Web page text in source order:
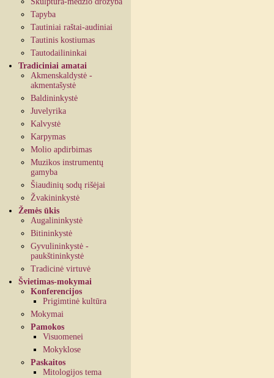
Tapyba
Tautiniai raštai-audiniai
Tautinis kostiumas
Tautodailininkai
Tradiciniai amatai
Akmenskaldystė -
akmentašystė
Baldininkystė
Juvelyrika
Kalvystė
Karpymas
Molio apdirbimas
Muzikos instrumentų
gamyba
Šiaudinių sodų rišėjai
Žvakininkystė
Žemės ūkis
Augalininkystė
Bitininkystė
Gyvulininkystė -
paukštininkystė
Tradicinė virtuvė
Švietimas-mokymai
Konferencijos
Prigimtinė kultūra
Mokymai
Pamokos
Visuomenei
Mokyklose
Paskaitos
Mitologijos tema